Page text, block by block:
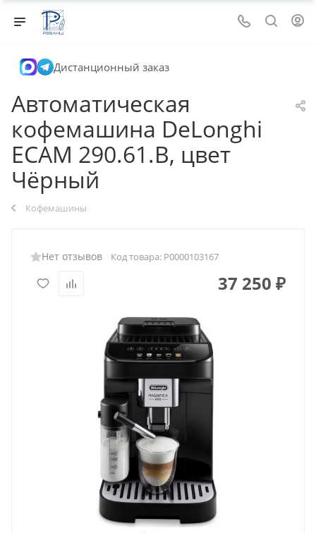
Дистанционный заказ
Автоматическая
кофемашина DeLonghi
ECAM 290.61.B, цвет
Чёрный
Кофемашины
Нет отзывов Код товара: Р0000103167
37 250 ₽